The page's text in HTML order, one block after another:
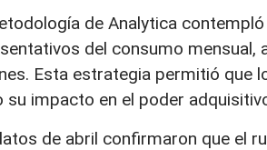
de Analytica
del consumo mensual,
Esta estrategia permitió que
su impacto en el poder
de abril confirmaron que el